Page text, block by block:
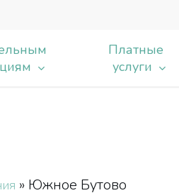
Платные
услуги
» Южное Бутово